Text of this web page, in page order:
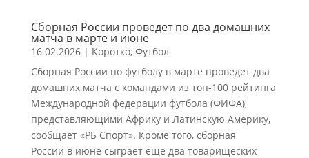
Сборная России проведет по два домашних
матча в марте и июне
16.02.2026| Коротко, Футбол
Сборная России по футболу в марте проведет два
домашних матча с командами из топ-100 рейтинга
Международной федерации футбола (ФИФА),
представляющими Африку и Латинскую Америку,
сообщает «РБ Спорт». Кроме того, сборная
России в июне сыграет еще два товарищеских